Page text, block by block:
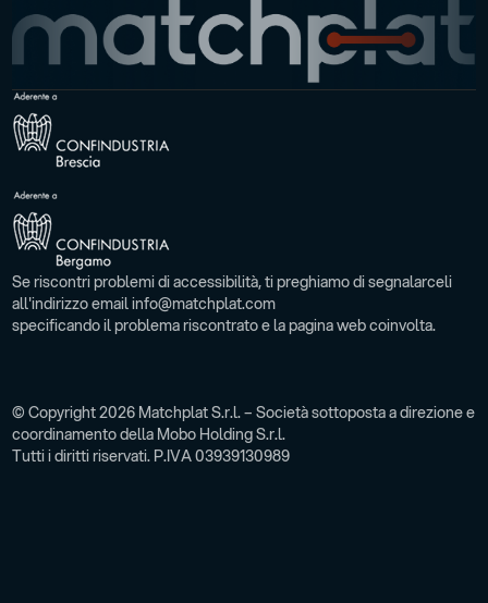
Se riscontri problemi di accessibilità, ti preghiamo di segnalarceli
all'indirizzo email info@matchplat.com
specificando il problema riscontrato e la pagina web coinvolta.
© Copyright 2026 Matchplat S.r.l. – Società sottoposta a direzione e
coordinamento della Mobo Holding S.r.l.
Tutti i diritti riservati. P.IVA 03939130989